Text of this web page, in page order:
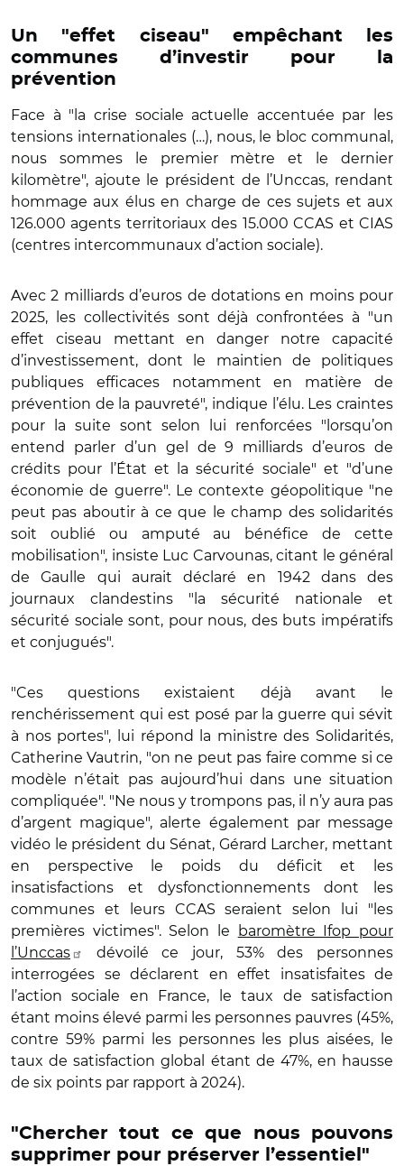
Un "effet ciseau" empêchant les
communes d’investir pour la
prévention
Face à "la crise sociale actuelle accentuée par les
tensions internationales (…), nous, le bloc communal,
nous sommes le premier mètre et le dernier
kilomètre", ajoute le président de l’Unccas, rendant
hommage aux élus en charge de ces sujets et aux
126.000 agents territoriaux des 15.000 CCAS et CIAS
(centres intercommunaux d’action sociale).
Avec 2 milliards d’euros de dotations en moins pour
2025, les collectivités sont déjà confrontées à "un
effet ciseau mettant en danger notre capacité
d’investissement, dont le maintien de politiques
publiques efficaces notamment en matière de
prévention de la pauvreté", indique l’élu. Les craintes
pour la suite sont selon lui renforcées "lorsqu’on
entend parler d’un gel de 9 milliards d’euros de
crédits pour l’État et la sécurité sociale" et "d’une
économie de guerre". Le contexte géopolitique "ne
peut pas aboutir à ce que le champ des solidarités
soit oublié ou amputé au bénéfice de cette
mobilisation", insiste Luc Carvounas, citant le général
de Gaulle qui aurait déclaré en 1942 dans des
journaux clandestins "la sécurité nationale et
sécurité sociale sont, pour nous, des buts impératifs
et conjugués".
"Ces questions existaient déjà avant le
renchérissement qui est posé par la guerre qui sévit
à nos portes", lui répond la ministre des Solidarités,
Catherine Vautrin, "on ne peut pas faire comme si ce
modèle n’était pas aujourd’hui dans une situation
compliquée". "Ne nous y trompons pas, il n’y aura pas
d’argent magique", alerte également par message
vidéo le président du Sénat, Gérard Larcher, mettant
en perspective le poids du déficit et les
insatisfactions et dysfonctionnements dont les
communes et leurs CCAS seraient selon lui "les
premières victimes". Selon le
baromètre Ifop pour
l’Unccas
dévoilé ce jour, 53% des personnes
interrogées se déclarent en effet insatisfaites de
l’action sociale en France, le taux de satisfaction
étant moins élevé parmi les personnes pauvres (45%,
contre 59% parmi les personnes les plus aisées, le
taux de satisfaction global étant de 47%, en hausse
de six points par rapport à 2024).
"Chercher tout ce que nous pouvons
supprimer pour préserver l’essentiel"